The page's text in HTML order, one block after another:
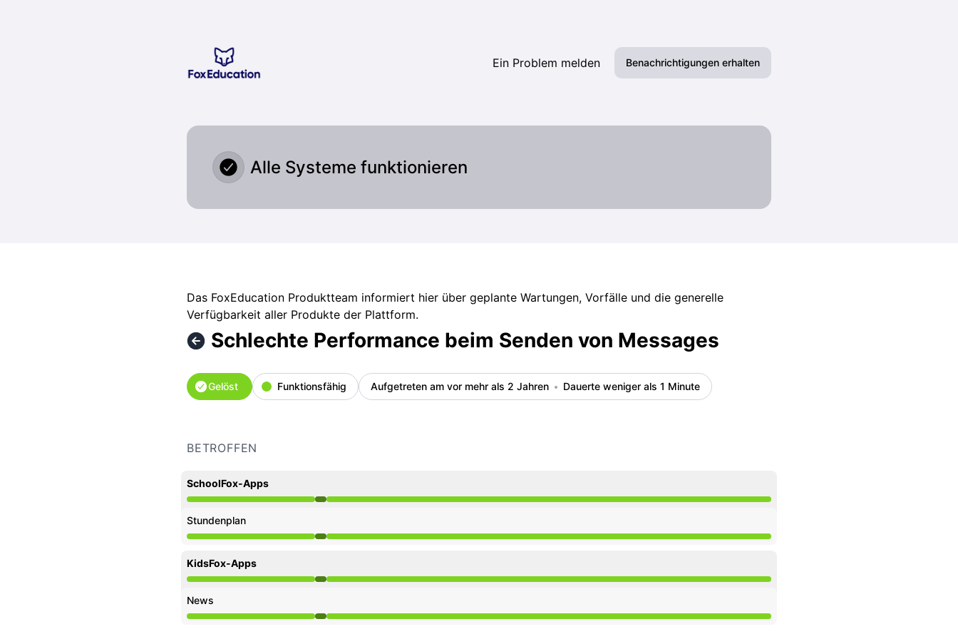
Ein Problem melden Benachrichtigungen erhalten
Alle Systeme funktionieren
Das FoxEducation Produktteam informiert hier über geplante Wartungen, Vorfälle und die generelle
Verfügbarkeit aller Produkte der Plattform.
Schlechte Performance beim Senden von Messages
Gelöst Funktionsfähig Aufgetreten am vor mehr als 2 Jahren Dauerte weniger als 1 Minute
BETROFFEN
SchoolFox-Apps
Funktionsfähig aus 5:45 AM zu 5:45 AM
Stundenplan
Funktionsfähig aus 5:45 AM zu 5:45 AM
KidsFox-Apps
Funktionsfähig aus 5:45 AM zu 5:45 AM
News
Funktionsfähig aus 5:45 AM zu 5:45 AM